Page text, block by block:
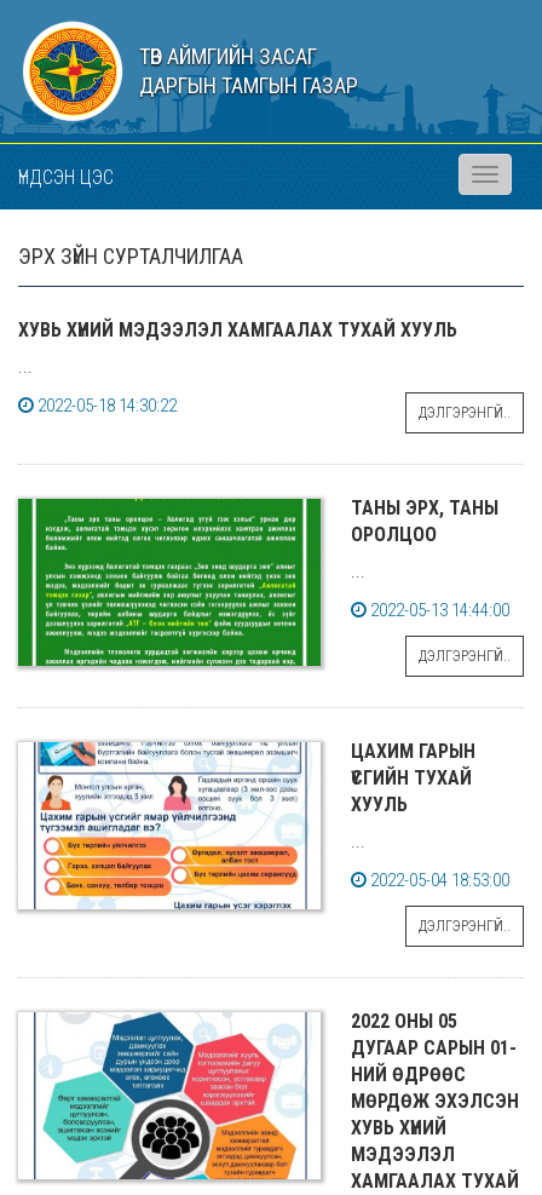
ТӨВ АЙМГИЙН ЗАСАГ
ДАРГЫН ТАМГЫН ГАЗАР
ҮНДСЭН ЦЭС
Toggle
ЭРХ ЗҮЙН СУРТАЛЧИЛГАА
ХУВЬ ХҮНИЙ МЭДЭЭЛЭЛ ХАМГААЛАХ ТУХАЙ ХУУЛЬ
...
2022-05-18 14:30:22
ДЭЛГЭРЭНГҮЙ..
ТАНЫ ЭРХ, ТАНЫ
ОРОЛЦОО
...
2022-05-13 14:44:00
ДЭЛГЭРЭНГҮЙ..
ЦАХИМ ГАРЫН
ҮСГИЙН ТУХАЙ
ХУУЛЬ
...
2022-05-04 18:53:00
ДЭЛГЭРЭНГҮЙ..
2022 ОНЫ 05
ДУГААР САРЫН 01-
НИЙ ӨДРӨӨС
МӨРДӨЖ ЭХЭЛСЭН
ХУВЬ ХҮНИЙ
МЭДЭЭЛЭЛ
ХАМГААЛАХ ТУХАЙ